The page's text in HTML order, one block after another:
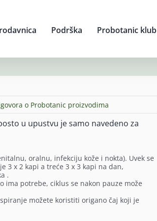
Podrška Probotanic klub
o Probotanic proizvodima
u upustvu je samo navedeno za
oralnu, infekciju kože i nokta). Uvek se
3 x 2 kapi a treće 3 x 3 kapi na dan,
.
ima potrebe, ciklus se nakon pauze može
možete koristiti origano čaj koji je